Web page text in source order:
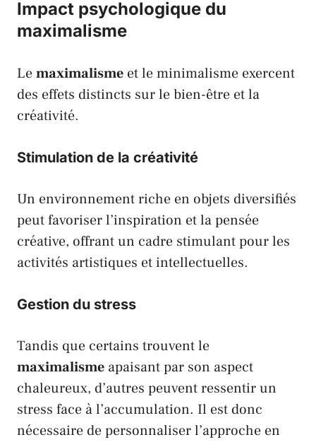
Impact psychologique du
maximalisme
Lemaximalisme et leminimalisme exercent
des effets distincts sur le bien-être et la
créativité.
Stimulation de la créativité
Un environnement riche en objets diversifiés
peut favoriser l’inspiration et la pensée
créative, offrant un cadre stimulant pour les
activités artistiques et intellectuelles.
Gestion du stress
Tandis que certains trouvent le
maximalisme apaisant par son aspect
chaleureux, d’autres peuvent ressentir un
stress face à l’accumulation. Il est donc
nécessaire de personnaliser l’approche en